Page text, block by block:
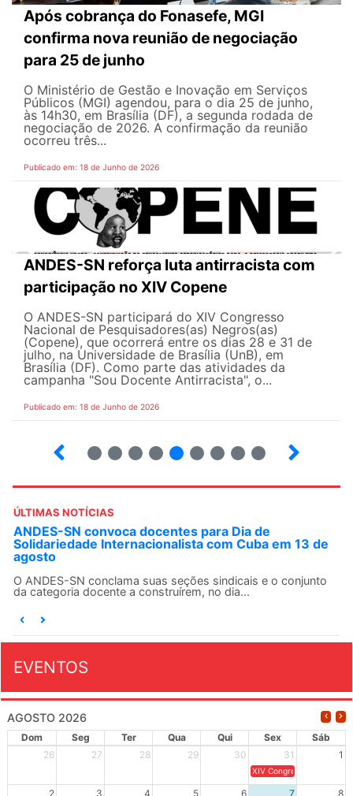
Após cobrança do Fonasefe, MGI
confirma nova reunião de negociação
para 25 de junho
O Ministério de Gestão e Inovação em Serviços
Públicos (MGI) agendou, para o dia 25 de junho,
às 14h30, em Brasília (DF), a segunda rodada de
negociação de 2026. A confirmação da reunião
ocorreu três...
Publicado em: 18 de Junho de 2026
ANDES-SN reforça luta antirracista com
participação no XIV Copene
O ANDES-SN participará do XIV Congresso
Nacional de Pesquisadores(as) Negros(as)
(Copene), que ocorrerá entre os dias 28 e 31 de
julho, na Universidade de Brasília (UnB), em
Brasília (DF). Como parte das atividades da
campanha "Sou Docente Antirracista", o...
Publicado em: 18 de Junho de 2026
ÚLTIMAS NOTÍCIAS
ANDES-SN convoca docentes para Dia de
Solidariedade Internacionalista com Cuba em 13 de
agosto
O ANDES-SN conclama suas seções sindicais e o conjunto
da categoria docente a construírem, no dia...
EVENTOS
AGOSTO 2026
Dom Seg Ter Qua Qui Sex
Sáb
26
27 28 29 30 31 1
XIV Congresso Brasileiro
2 3 4 5 6 7 8